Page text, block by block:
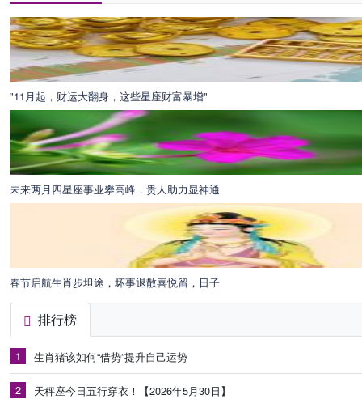
"11月起，财运大翻身，这些星座财富暴增"
未来两月四星座事业攀高峰，贵人助力显神通
春节启航生肖步坦途，坏事退散喜悦留，日子
排行榜
1 生肖猪该如何“借势”提升自己运势
2 天秤座今日五行穿衣！【2026年5月30日】